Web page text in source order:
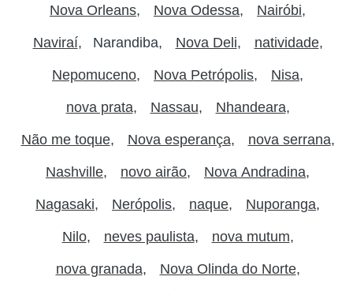
Nova Orleans Nova Odessa Nairóbi
Naviraí Narandiba Nova Deli natividade
Nepomuceno Nova Petrópolis Nisa
nova prata Nassau Nhandeara
Não me toque Nova esperança nova serrana
Nashville novo airão Nova Andradina
Nagasaki Nerópolis naque Nuporanga
Nilo neves paulista nova mutum
nova granada Nova Olinda do Norte